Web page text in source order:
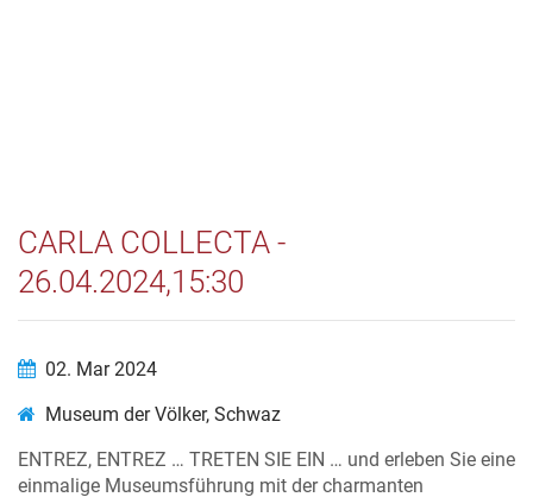
CARLA COLLECTA -
26.04.2024,15:30
02. Mar 2024
Museum der Völker, Schwaz
ENTREZ, ENTREZ … TRETEN SIE EIN … und erleben Sie eine
einmalige Museumsführung mit der charmanten